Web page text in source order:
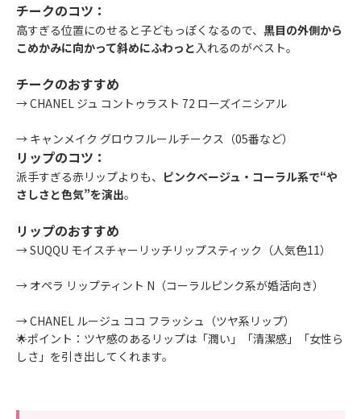
チークのコツ：
高すぎる位置にのせると子どもっぽくなるので、 黒目の外側から
こめかみに向かって斜めにふわっと入れるのがベスト。
チークのおすすめ
→CHANEL ジュ コントゥラスト 72 ローズイニシアル
→ キャンメイク グロウフルールチークス（05番など）
リップのコツ：
派手すぎる赤リップよりも、 ピンクベージュ・コーラル系で“や
さしさと色気”を演出。
リップのおすすめ
→SUQQU モイスチャーリッチリップスティック（人気色11）
→ オペラ リップティント N（コーラルピンク系が婚活向き）
→CHANEL ルージュ ココ フラッシュ（ツヤ系リップ）
🌟ポイント：ツヤ感のあるリップは「潤い」「清潔感」「女性ら
しさ」を引き出してくれます。